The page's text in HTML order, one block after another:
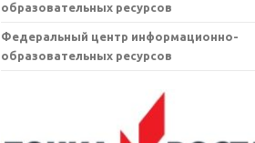
образовательных ресурсов
Федеральный центр информационно-
образовательных ресурсов